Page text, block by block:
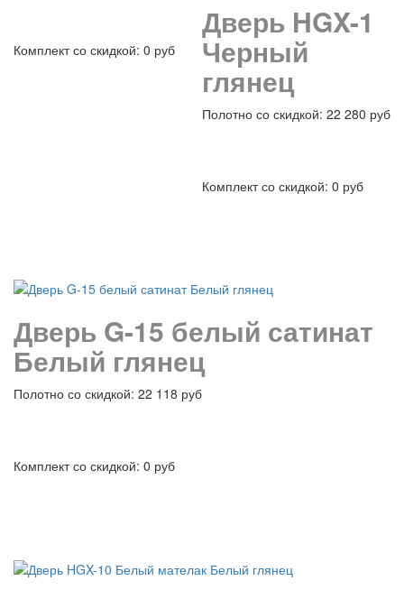
Комплект со скидкой: 0 руб
Дверь HGX-1
Черный
глянец
Полотно со скидкой: 22 280 руб
Комплект со скидкой: 0 руб
Дверь G-15 белый сатинат
Белый глянец
Полотно со скидкой: 22 118 руб
Комплект со скидкой: 0 руб